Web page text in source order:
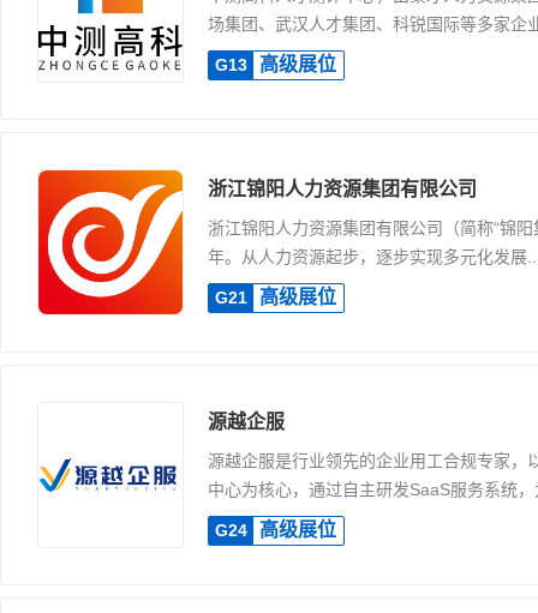
场集团、武汉人才集团、科锐国际等多家企
G13 高级展位
浙江锦阳人力资源集团有限公司
浙江锦阳人力资源集团有限公司（简称“锦
年。从人力资源起步，逐步实现多元化发展
G21 高级展位
源越企服
源越企服是行业领先的企业用工合规专家，
中心为核心，通过自主研发SaaS服务系统
G24 高级展位